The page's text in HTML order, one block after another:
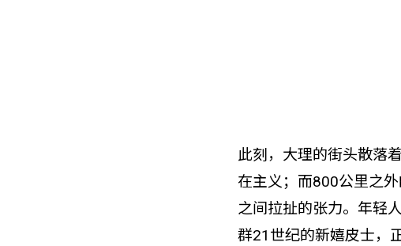
此刻，大理的街头散落
在主义；而800公里之
之间拉扯的张力。年轻
群21世纪的新嬉皮士，